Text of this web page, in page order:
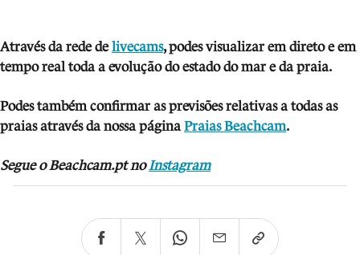
Através da rede delivecams, podes visualizar em direto e em
tempo real toda a evolução do estado do mar e da praia.
Podes também confirmar as previsões relativas a todas as
praias através da nossa páginaPraias Beachcam.
Segue o Beachcam.pt no Instagram